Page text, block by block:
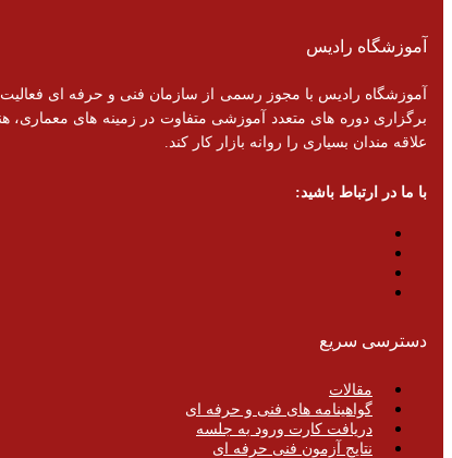
آموزشگاه رادیس
برگزاری دوره های متعدد آموزشی متفاوت در زمینه های معماری،
علاقه مندان بسیاری را روانه بازار کار کند.
با ما در ارتباط باشید:
دسترسی سریع
مقالات
گواهینامه های فنی و حرفه ای
دریافت کارت ورود به جلسه
نتایج آزمون فنی حرفه ای